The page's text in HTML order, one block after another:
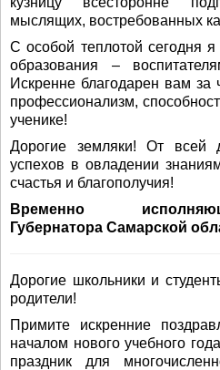
мыслящих, востребованных
С особой теплотой сегодня
образования –
Искренне благодарен вам за
профессионализм,
ученике!
Дорогие земляки! От
успехов в овладении
счастья и благополучия!
Временно
Губернатора Самарской
Дорогие школьники и
родители!
Примите искренние
началом нового учебного
праздник для